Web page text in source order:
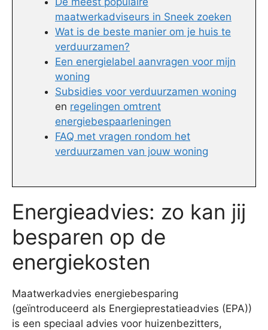
maatwerkadviseurs in Sneek zoeken
Wat is de beste manier om je huis te
verduurzamen?
Een energielabel aanvragen voor mijn
woning
Subsidies voor verduurzamen woning
en regelingen omtrent
energiebespaarleningen
FAQ met vragen rondom het
verduurzamen van jouw woning
Energieadvies: zo kan jij
besparen op de
energiekosten
Maatwerkadvies energiebesparing
(geïntroduceerd als Energieprestatieadvies (EPA))
is een speciaal advies voor huizenbezitters,